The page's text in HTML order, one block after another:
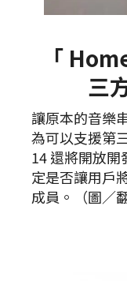
「
三
讓原本的音樂
為可以支援第
14 還將開放
定是否讓用戶
成員。（圖／